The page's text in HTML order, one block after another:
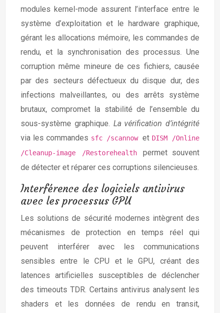
modules kernel-mode assurent l’interface entre le
système d’exploitation et le hardware graphique,
gérant les allocations mémoire, les commandes de
rendu, et la synchronisation des processus. Une
corruption même mineure de ces fichiers, causée
par des secteurs défectueux du disque dur, des
infections malveillantes, ou des arrêts système
brutaux, compromet la stabilité de l’ensemble du
sous-système graphique. La vérification d’intégrité
via les commandes sfc /scannowet DISM /Online
/Cleanup-image /Restorehealthpermet souvent
de détecter et réparer ces corruptions silencieuses.
Interférence des logiciels antivirus
avec les processus GPU
Les solutions de sécurité modernes intègrent des
mécanismes de protection en temps réel qui
peuvent interférer avec les communications
sensibles entre le CPU et le GPU, créant des
latences artificielles susceptibles de déclencher
des timeouts TDR. Certains antivirus analysent les
shaders et les données de rendu en transit,